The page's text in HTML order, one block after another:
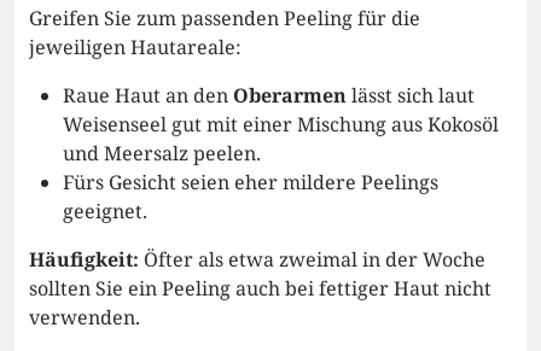
Greifen Sie zum passenden Peeling für die
jeweiligen Hautareale:
Raue Haut an den Oberarmenlässt sich laut
Weisenseel gut mit einer Mischung aus Kokosöl
und Meersalz peelen.
Fürs Gesicht seien eher mildere Peelings
geeignet.
Häufigkeit: Öfter als etwa zweimal in der Woche
sollten Sie ein Peeling auch bei fettiger Haut nicht
verwenden.